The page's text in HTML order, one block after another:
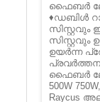
ഫൈബർ
♦ഡബിൾ
സിസ്റ്റവും
സിസ്റ്റവും
ഉയർന്ന
ഫൈബർ
500W
Raycus